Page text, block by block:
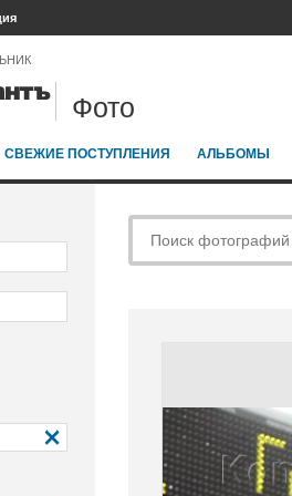
Фото
СВЕЖИЕ ПОСТУПЛЕНИЯ АЛЬБОМЫ